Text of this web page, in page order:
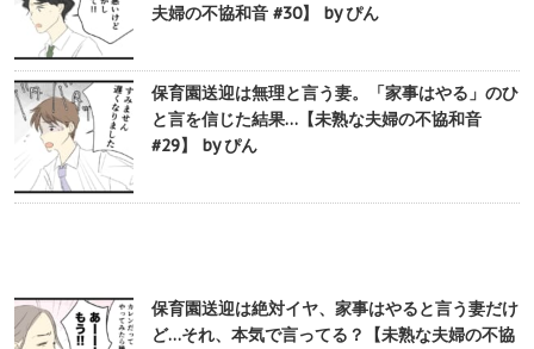
夫婦の不協和音 #30】 by ぴん
保育園送迎は無理と言う妻。「家事はやる」のひ
と言を信じた結果…【未熟な夫婦の不協和音
#29】 by ぴん
保育園送迎は絶対イヤ、家事はやると言う妻だけ
ど…それ、本気で言ってる？【未熟な夫婦の不協